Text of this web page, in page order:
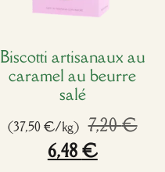
Biscotti artisanaux au
caramel au beurre
salé
(37,50 €/kg) 7,20€
6,48€